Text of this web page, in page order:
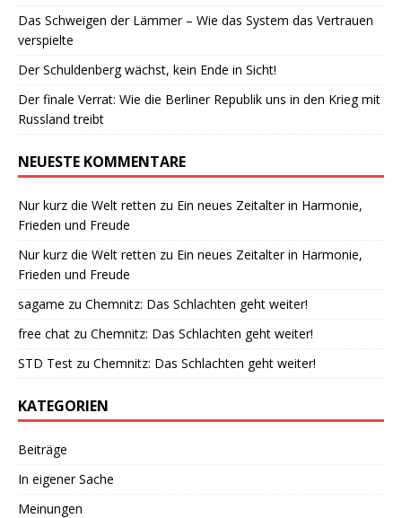
Das Schweigen der Lämmer – Wie das System das Vertrauen
verspielte
Der Schuldenberg wächst, kein Ende in Sicht!
Der finale Verrat: Wie die Berliner Republik uns in den Krieg mit
Russland treibt
NEUESTE KOMMENTARE
Nur kurz die Welt retten zu Ein neues Zeitalter in Harmonie,
Frieden und Freude
Nur kurz die Welt retten zu Ein neues Zeitalter in Harmonie,
Frieden und Freude
sagame zu Chemnitz: Das Schlachten geht weiter!
free chat zu Chemnitz: Das Schlachten geht weiter!
STD Test zu Chemnitz: Das Schlachten geht weiter!
KATEGORIEN
Beiträge
In eigener Sache
Meinungen